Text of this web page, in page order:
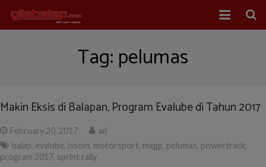
About Us
Tag: pelumas
Makin Eksis di Balapan, Program Evalube di Tahun 2017
February 20, 2017
ad
balap, evalube, issom, motorsport, mxgp, pelumas, powertrack,
program 2017, sprint rally